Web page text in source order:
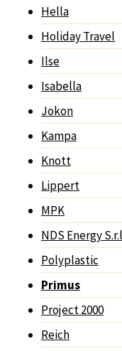
Hella
Holiday Travel
Ilse
Isabella
Jokon
Kampa
Knott
Lippert
MPK
NDS Energy
Polyplastic
Primus
Project 2000
Reich